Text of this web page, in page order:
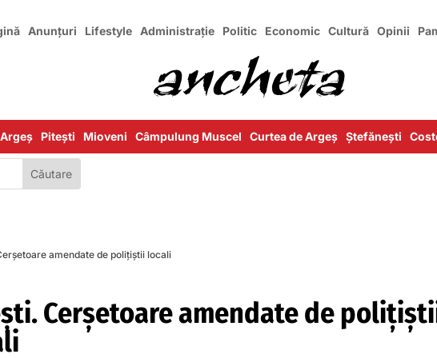
Anunțuri Lifestyle Administrație Politic Economic Cultură Opinii
Argeș Pitești Mioveni Câmpulung Muscel Curtea de Argeș Ștefănești
amendate de polițiștii locali
Cerșetoare amendate de